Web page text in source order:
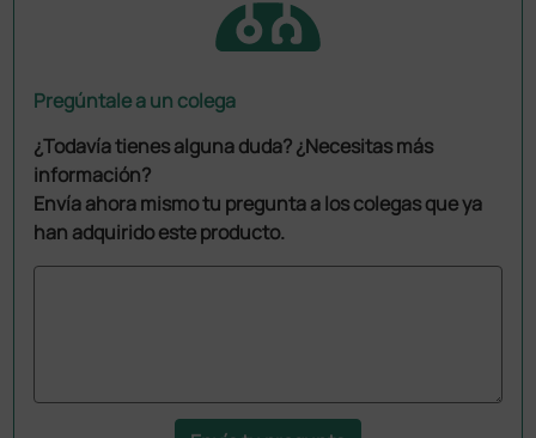
Pregúntale a un colega
¿Todavía tienes alguna duda? ¿Necesitas más
información?
Envía ahora mismo tu pregunta a los colegas que ya
han adquirido este producto.